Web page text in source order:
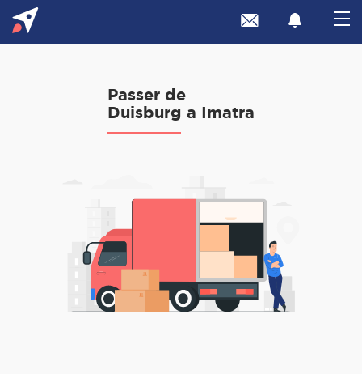
Passer de
Duisburg a Imatra